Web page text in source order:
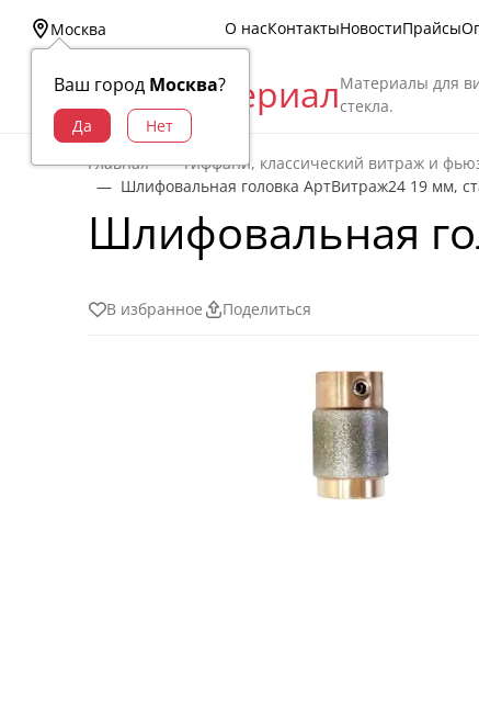
Москва
Ваш город Москва?
О насКонтактыНовостиПрайсы
Витраж МатериалМатериалы для
стекла.
Главная Тиффани, классический витраж и
Шлифовальная головка АртВитраж24 19 мм,
Шлифовальная
В избранное Поделиться